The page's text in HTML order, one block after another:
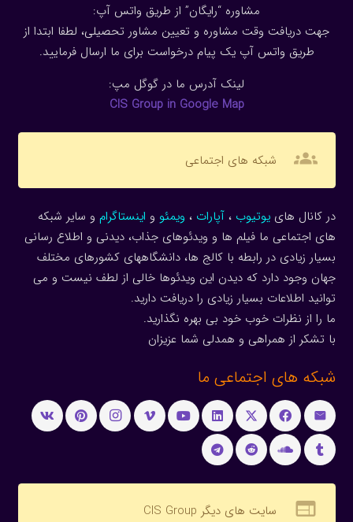
مشاوره “رایگان” از طریق واتس آپ:
جهت دریافت وقت مشاوره و تعیین مشاور تحصیلی، لطفا ابتدا از
طریق واتس آپ یک پیام درخواست برای ما ارسال فرمایید.
لینک آدرس ما در گوگل مپ:
CIS Group in Google Map
groups شبکه های اجتماعی
در کانال هاییوتیوب ، آپارات ، ویمئو و اینستاگرام و سایر شبکه
های اجتماعی ما فیلم ها و ویدئوهای جذاب، دیدنی و اطلاع رسانی
بسیار زیادی در رابطه با کالج ها، دانشگاههای کشورهای مختلف
جهان وجود دارد که دیدن این ویدئوها خالی از لطف نیست و می
توانید اطلاعات بسیار زیادی را دریافت دارید.
ما را از نظرات خوب خود بی بهره نگذارید.
با تشکر از همراهی و همدلی شما عزیزان
شبکه های اجتماعی ما
web سایت های دیگر CIS Group